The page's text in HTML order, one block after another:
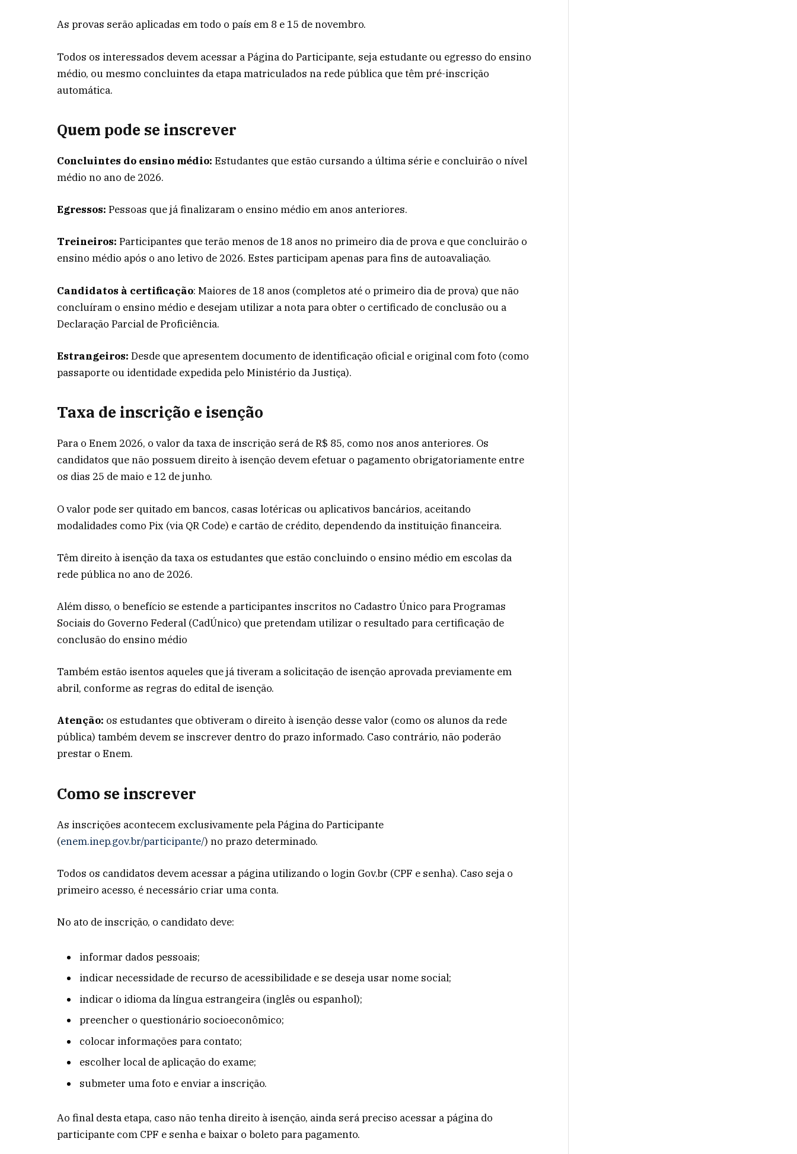
As provas serão aplicadas em todo o país em 8 e 15 de novembro.
Todos os interessados devem acessar a Página do Participante, seja estudante ou egresso do ensino
médio, ou mesmo concluintes da etapa matriculados na rede pública que têm pré-inscrição
automática.
Quem pode se inscrever
Concluintes do ensino médio: Estudantes que estão cursando a última série e concluirão o nível
médio no ano de 2026.
Egressos: Pessoas que já finalizaram o ensino médio em anos anteriores.
Treineiros: Participantes que terão menos de 18 anos no primeiro dia de prova e que concluirão o
ensino médio após o ano letivo de 2026. Estes participam apenas para fins de autoavaliação.
Candidatos à certificação: Maiores de 18 anos (completos até o primeiro dia de prova) que não
concluíram o ensino médio e desejam utilizar a nota para obter o certificado de conclusão ou a
Declaração Parcial de Proficiência.
Estrangeiros:Desde que apresentem documento de identificação oficial e original com foto (como
passaporte ou identidade expedida pelo Ministério da Justiça).
Taxa de inscrição e isenção
Para o Enem 2026, o valor da taxa de inscrição será de R$ 85, como nos anos anteriores. Os
candidatos que não possuem direito à isenção devem efetuar o pagamento obrigatoriamente entre
os dias 25 de maio e 12 de junho.
O valor pode ser quitado em bancos, casas lotéricas ou aplicativos bancários, aceitando
modalidades como Pix (via QR Code) e cartão de crédito, dependendo da instituição financeira.
Têm direito à isenção da taxa os estudantes que estão concluindo o ensino médio em escolas da
rede pública no ano de 2026.
Além disso, o benefício se estende a participantes inscritos no Cadastro Único para Programas
Sociais do Governo Federal (CadÚnico) que pretendam utilizar o resultado para certificação de
conclusão do ensino médio
Também estão isentos aqueles que já tiveram a solicitação de isenção aprovada previamente em
abril, conforme as regras do edital de isenção.
Atenção: os estudantes que obtiveram o direito à isenção desse valor (como os alunos da rede
pública) também devem se inscrever dentro do prazo informado. Caso contrário, não poderão
prestar o Enem.
Como se inscrever
As inscrições acontecem exclusivamente pela Página do Participante
(enem.inep.gov.br/participante/) no prazo determinado.
Todos os candidatos devem acessar a página utilizando o login Gov.br (CPF e senha). Caso seja o
primeiro acesso, é necessário criar uma conta.
No ato de inscrição, o candidato deve:
informar dados pessoais;
indicar necessidade de recurso de acessibilidade e se deseja usar nome social;
indicar o idioma da língua estrangeira (inglês ou espanhol);
preencher o questionário socioeconômico;
colocar informações para contato;
escolher local de aplicação do exame;
submeter uma foto e enviar a inscrição.
Ao final desta etapa, caso não tenha direito à isenção, ainda será preciso acessar a página do
participante com CPF e senha e baixar o boleto para pagamento.